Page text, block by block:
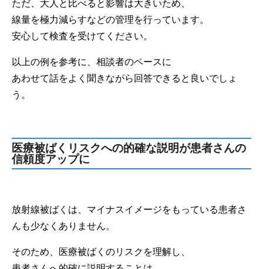
ただ、大人と比べると影響は大きいため、
線量を極力減らすなどの管理を行っています。
安心して検査を受けてください。
以上の例を参考に、相談者のペースに
あわせて話をよく聞きながら回答できると良いでしょ
う。
医療被ばくリスクへの的確な説明が患者さんの
信頼度アップに
放射線被ばくは、マイナスイメージをもっている患者さ
んも少なくありません。
そのため、医療被ばくのリスクを理解し、